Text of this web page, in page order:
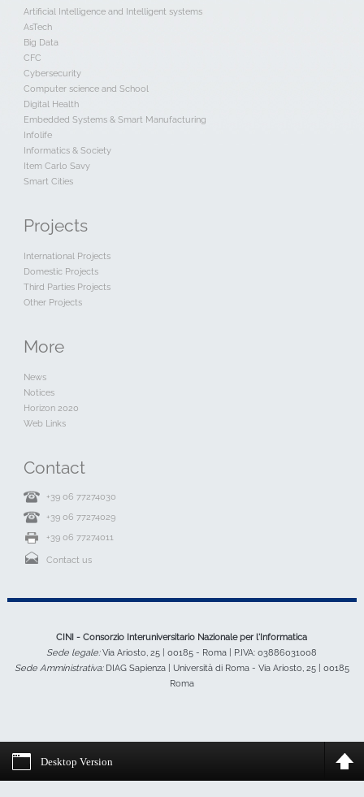
Artificial Intelligence and Intelligent systems
AsTech
Big Data
CFC
Cybersecurity
Computer science and School
Digital Health
Embedded Systems & Smart Manufacturing
Infolife
Informatics & Society
Item Carlo Savy
Smart Cities
Projects
International Projects
Domestic Projects
Third Parties Projects
Other Projects
More
News
Notices
Horizon 2020
Web Links
Contact
+39 06 77274030
+39 06 77274029
+39 06 77274011
Contact us
CINI - Consorzio Interuniversitario Nazionale per l'Informatica
Sede legale:Via Ariosto, 25 | 00185 - Roma | P.IVA: 03886031008
Sede Amministrativa:DIAG Sapienza | Università di Roma - Via Ariosto, 25 | 00185
Roma
Desktop Version